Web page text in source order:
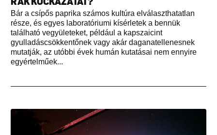
Bár a csípős paprika számos kultúra elválaszthatatlan
része, és egyes laboratóriumi kísérletek a bennük
található vegyületeket, például a kapszaicint
gyulladáscsökkentőnek vagy akár daganatellenesnek
mutatják, az utóbbi évek humán kutatásai nem ennyire
egyértelműek...